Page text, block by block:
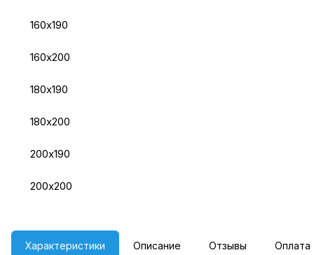
160х190
160х200
180х190
180х200
200х190
200х200
Характеристики Описание Отзывы Оплата